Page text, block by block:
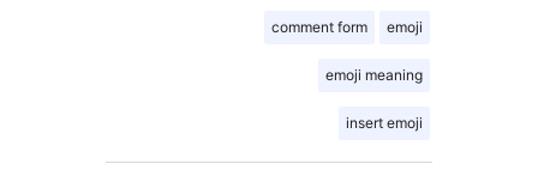
comment form emoji
emoji meaning
insert emoji